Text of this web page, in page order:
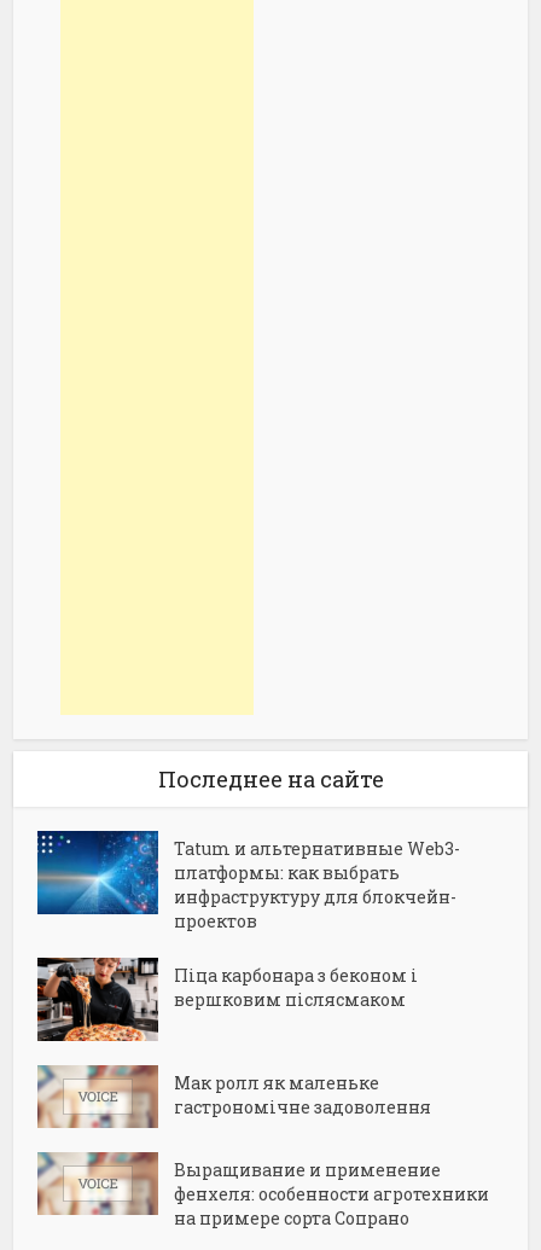
Последнее на сайте
Tatum и альтернативные Web3-
платформы: как выбрать
инфраструктуру для блокчейн-
проектов
Піца карбонара з беконом і
вершковим післясмаком
Мак ролл як маленьке
гастрономічне задоволення
Выращивание и применение
фенхеля: особенности агротехники
на примере сорта Сопрано